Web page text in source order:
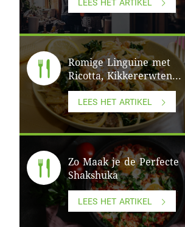
LEES HET ARTIKEL
Romige Linguine met
Ricotta, Kikkererwten...
LEES HET ARTIKEL
Zo Maak je de Perfecte
Shakshuka
LEES HET ARTIKEL